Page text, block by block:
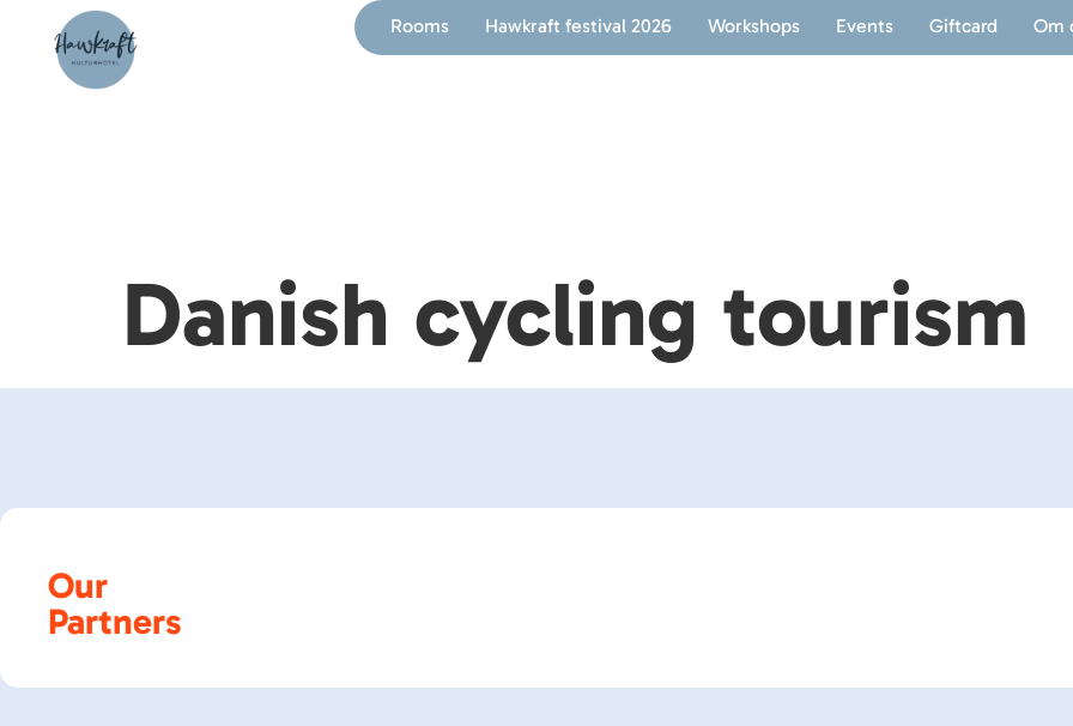
Rooms Hawkraft festival 2026 Workshops Events Giftcard Om
Danish cycling tourism
Our
Partners